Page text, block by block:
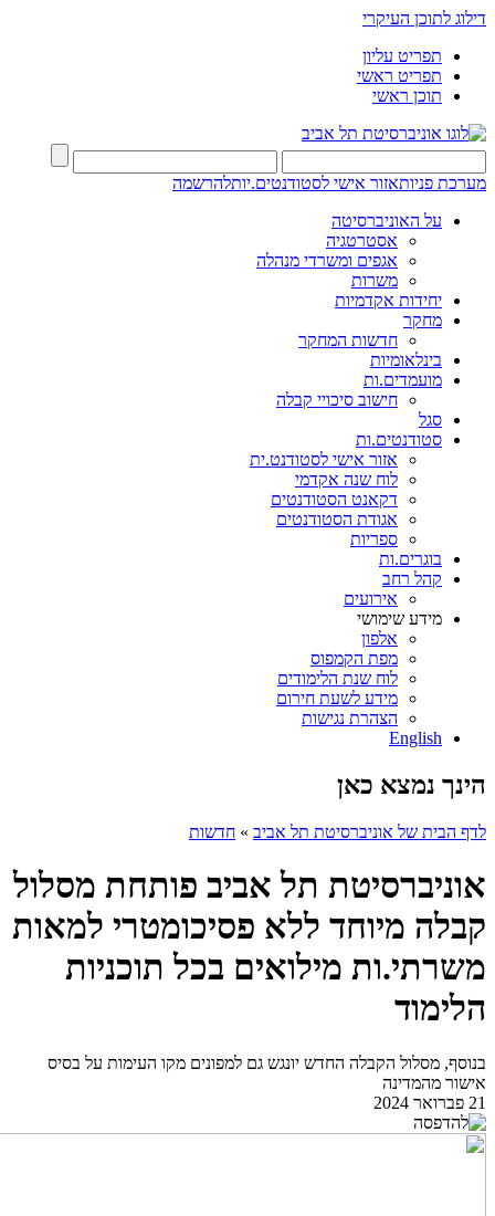
דילוג לתוכן העיקרי
תפריט עליון
תפריט ראשי
תוכן ראשי
מערכת פניותאזור אישי לסטודנטים.יותלהרשמה
על האוניברסיטה
אסטרטגיה
אגפים ומשרדי מנהלה
משרות
יחידות אקדמיות
מחקר
חדשות המחקר
בינלאומיות
מועמדים.ות
חישוב סיכויי קבלה
סגל
סטודנטים.ות
אזור אישי לסטודנט.ית
לוח שנה אקדמי
דקאנט הסטודנטים
אגודת הסטודנטים
ספריות
בוגרים.ות
קהל רחב
אירועים
מידע שימושי
אלפון
מפת הקמפוס
לוח שנת הלימודים
מידע לשעת חירום
הצהרת נגישות
English
הינך נמצא כאן
לדף הבית של אוניברסיטת תל אביב » חדשות
אוניברסיטת תל אביב פותחת מסלול
קבלה מיוחד ללא פסיכומטרי למאות
משרתי.ות מילואים בכל תוכניות
הלימוד
בנוסף, מסלול הקבלה החדש יונגש גם למפונים מקו העימות על בסיס
אישור מהמדינה
21 פברואר 2024